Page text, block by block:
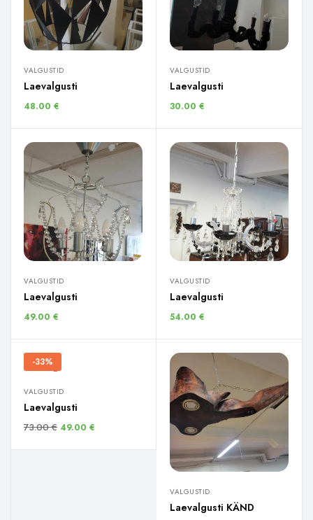
VALGUSTID
Laevalgusti
48.00 €
VALGUSTID
Laevalgusti
30.00 €
VALGUSTID
Laevalgusti
49.00 €
VALGUSTID
Laevalgusti
54.00 €
-33%
VALGUSTID
Laevalgusti
73.00€ 49.00 €
VALGUSTID
Laevalgusti KÄND